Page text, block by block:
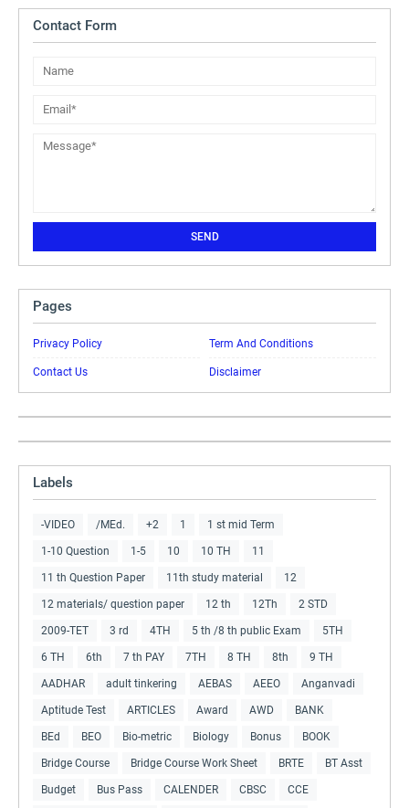
Contact Form
Pages
Privacy Policy Term And Conditions
Contact Us Disclaimer
Labels
-VIDEO /MEd. +2 1 1 st mid Term
1-10 Question 1-5 10 10 TH 11
11 th Question Paper 11th study material 12
12 materials/ question paper 12 th 12Th 2 STD
2009-TET 3 rd 4TH 5 th /8 th public Exam 5TH
6 TH 6th 7 th PAY 7TH 8 TH 8th 9 TH
AADHAR adult tinkering AEBAS AEEO Anganvadi
Aptitude Test ARTICLES Award AWD BANK
BEd BEO Bio-metric Biology Bonus BOOK
Bridge Course Bridge Course Work Sheet BRTE BT Asst
Budget Bus Pass CALENDER CBSC CCE